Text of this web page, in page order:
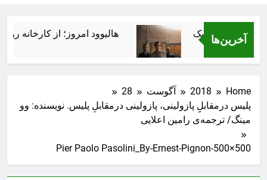
آخرین‌ها هالیوود امروز؛ از کارخانه
Home
2018 آگوست
28
پلیس درمقابلِِ پازولینی، پازولینی درمقابلِ پلیس. نویسنده: وو
مینگ/ ترجمه‌ی رامین اعلایی
Pier Paolo Pasolini_By-Ernest-Pignon-500×500